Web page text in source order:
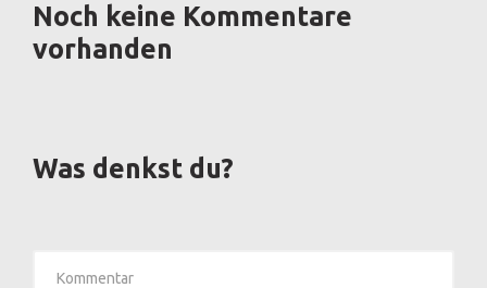
Noch keine Kommentare
vorhanden
Was denkst du?